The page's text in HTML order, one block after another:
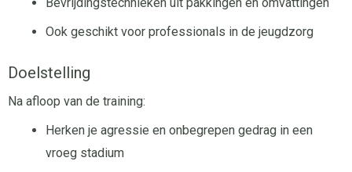
Ook geschikt voor professionals in de jeugdzorg
Doelstelling
Na afloop van de training:
Herken je agressie en onbegrepen gedrag in een
vroeg stadium